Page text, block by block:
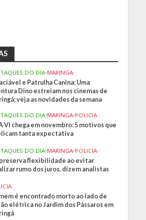
DO DIA•MARINGA
e Patrulha Canina: Uma
Dino estreiam nos cinemas de
veja as novidades da semana
DO DIA•MARINGA•POLICIA
VI chega em novembro: 5 motivos que
tanta expectativa
DO DIA•MARINGA•POLICIA
preserva flexibilidade ao evitar
rumo dos juros, dizem analistas
é encontrado morto ao lado de
elétrica no Jardim dos Pássaros em